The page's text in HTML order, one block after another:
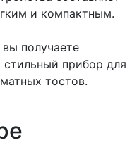
и компактным.
получаете
прибор для
тостов.